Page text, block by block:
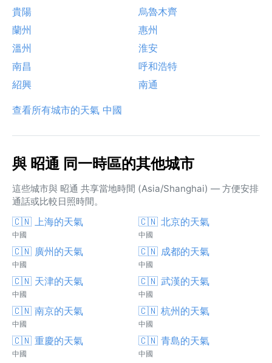
貴陽
烏魯木齊
蘭州
惠州
溫州
淮安
南昌
呼和浩特
紹興
南通
查看所有城市的天氣 中國
與 昭通 同一時區的其他城市
這些城市與 昭通 共享當地時間 (Asia/Shanghai) — 方便安排
通話或比較日照時間。
🇨🇳 上海的天氣
中國
🇨🇳 北京的天氣
中國
🇨🇳 廣州的天氣
中國
🇨🇳 成都的天氣
中國
🇨🇳 天津的天氣
中國
🇨🇳 武漢的天氣
中國
🇨🇳 南京的天氣
中國
🇨🇳 杭州的天氣
中國
🇨🇳 重慶的天氣
中國
🇨🇳 青島的天氣
中國